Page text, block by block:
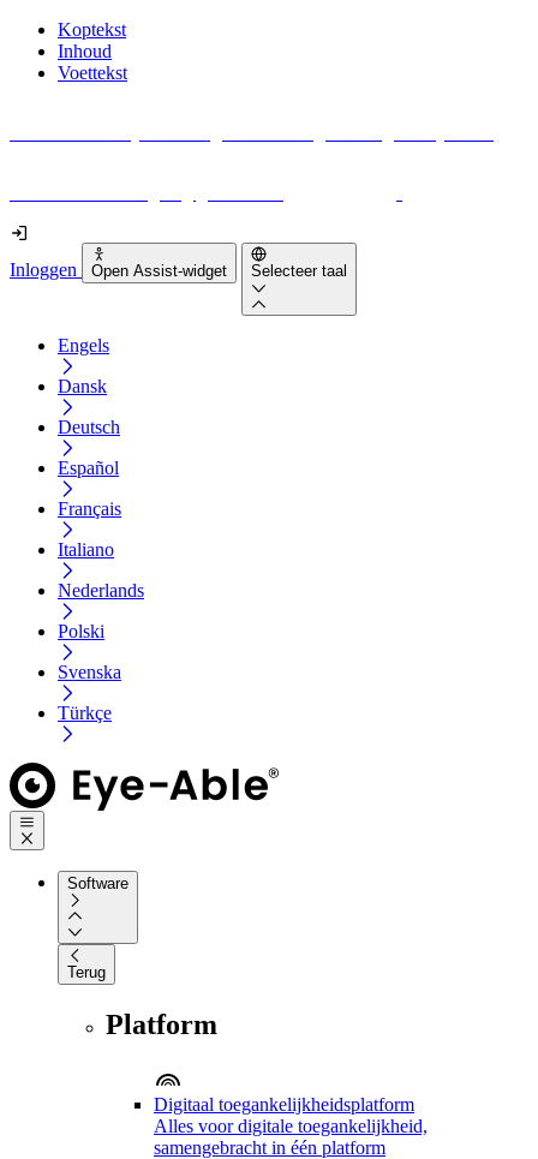
Koptekst
Inhoud
Voettekst
Inloggen Open Assist-widget Selecteer taal
Engels
Dansk
Deutsch
Español
Français
Italiano
Nederlands
Polski
Svenska
Türkçe
Software
Terug
Platform
Digitaal toegankelijkheidsplatform
Alles voor digitale toegankelijkheid,
samengebracht in één platform